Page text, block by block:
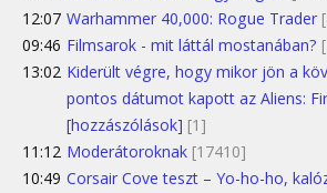
12:07 Warhammer 40,000: Rogue Trader
09:46 Filmsarok - mit láttál mostanában?
13:02 Kiderült végre, hogy mikor jön a
pontos dátumot kapott az Aliens:
[hozzászólások] [1]
11:12 Moderátoroknak [17410]
10:49 Corsair Cove teszt – Yo-ho-ho,